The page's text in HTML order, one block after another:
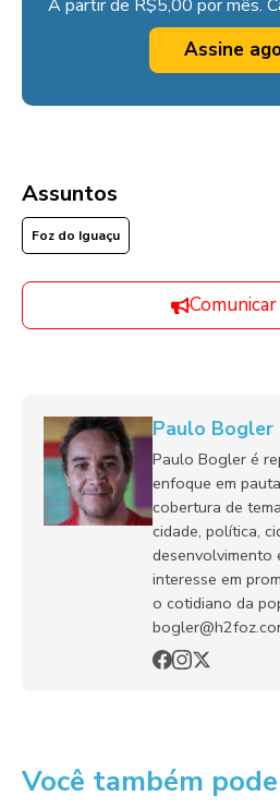
A partir de R$5,00 por mês.
Assine
Assuntos
Foz do Iguaçu
Paulo Bogler
Paulo Bogler é
enfoque em
cobertura de
cidade, política,
desenvolvimento
interesse em
o cotidiano da
Você também